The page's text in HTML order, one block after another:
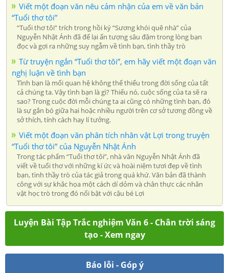
Viết một đoạn văn nêu cảm nhận của em về văn bản
“Tuổi thơ tôi”
“Tuổi thơ tôi” trích trong hồi ký “Sương khói quê nhà” của
Nguyễn Nhật Ánh đã để lại ấn tượng sâu đậm trong lòng bạn
đọc và gợi ra những suy ngẫm về tình bạn, tình thầy trò
Từ truyện ngắn “Tuổi thơ tôi”, em hãy viết một đoạn văn
nghị luận về tình bạn
Tình bạn là mối quan hệ không thể thiếu trong đời sống của tất
cả chúng ta. Vậy tình bạn là gì? Thiếu nó, cuộc sống của ta sẽ ra
sao? Trong cuộc đời mỗi chúng ta ai cũng có những tình bạn, đó
là sự gắn bó giữa hai hoặc nhiều người trên cơ sở tương đồng về
sở thích, tính cách hay lí tưởng.
Viết một đoạn văn phân tích nhân vật Lợi trong truyện
“Tuổi thơ tôi” của Nguyễn Nhật Ánh
Trong tác phẩm “Tuổi thơ tôi”, nhà văn Nguyễn Nhật Ánh đã
viết về tuổi thơ với những kí ức và hoài niệm tươi đẹp về tình
bạn, tình thầy trò của tác giả trong quá khứ. Văn bản đã thành
công với sự khắc họa một cách dí dỏm và chân thực các nhân
vật học trò trong đó nổi bật với cậu bé Lợi
Luyện Bài Tập Trắc nghiệm Văn 6 - Chân trời sáng
tạo - Xem ngay
Báo lỗi - Góp ý